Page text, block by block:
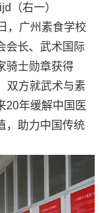
（右一）
，广州素食学校
会长、武术国际
骑士勋章获得
双方就武术与素
20年缓解中国医
，助力中国传统